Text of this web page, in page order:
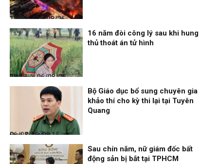
Thời sự
06/08/26, 12:30
Thế giới
06/08/26, 08:27
16 năm đòi công lý sau khi hung
thủ thoát án tử hình
Đọc & Ngẫm
06/08/26, 08:15
Bộ Giáo dục bổ sung chuyên gia
khảo thí cho kỳ thi lại tại Tuyên
Quang
Sau chín năm, nữ giám đốc bất
động sản bị bắt tại TPHCM